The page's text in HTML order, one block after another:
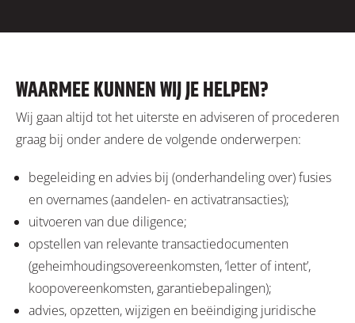
WAARMEE KUNNEN WIJ JE HELPEN?
Wij gaan altijd tot het uiterste en adviseren of procederen
graag bij onder andere de volgende onderwerpen:
begeleiding en advies bij (onderhandeling over) fusies
en overnames (aandelen- en activatransacties);
uitvoeren van due diligence;
opstellen van relevante transactiedocumenten
(geheimhoudingsovereenkomsten, ‘letter of intent’,
koopovereenkomsten, garantiebepalingen);
advies, opzetten, wijzigen en beëindiging juridische